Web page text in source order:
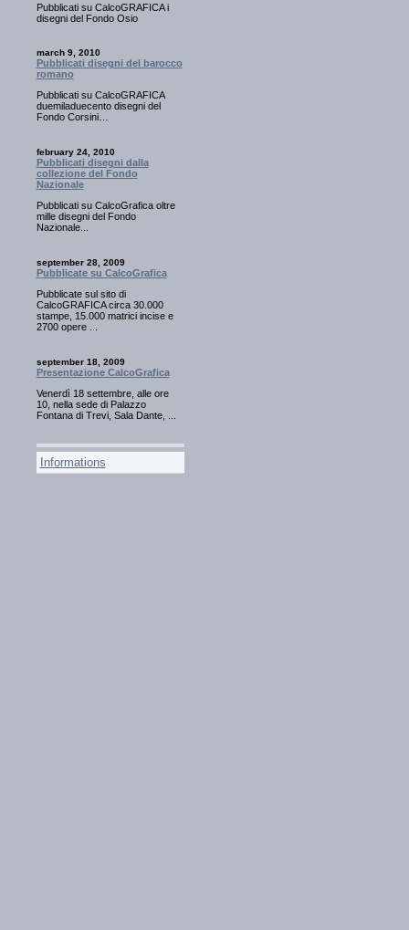
Pubblicati su CalcoGRAFICA i
disegni del Fondo Osio
march 9, 2010
Pubblicati disegni del barocco
romano
Pubblicati su CalcoGRAFICA
duemiladuecento disegni del
Fondo Corsini…
february 24, 2010
Pubblicati disegni dalla
collezione del Fondo
Nazionale
Pubblicati su CalcoGrafica oltre
mille disegni del Fondo
Nazionale...
september 28, 2009
Pubblicate su CalcoGrafica
Pubblicate sul sito di
CalcoGRAFICA circa 30.000
stampe, 15.000 matrici incise e
2700 opere ...
september 18, 2009
Presentazione CalcoGrafica
Venerdì 18 settembre, alle ore
10, nella sede di Palazzo
Fontana di Trevi, Sala Dante, ...
Informations